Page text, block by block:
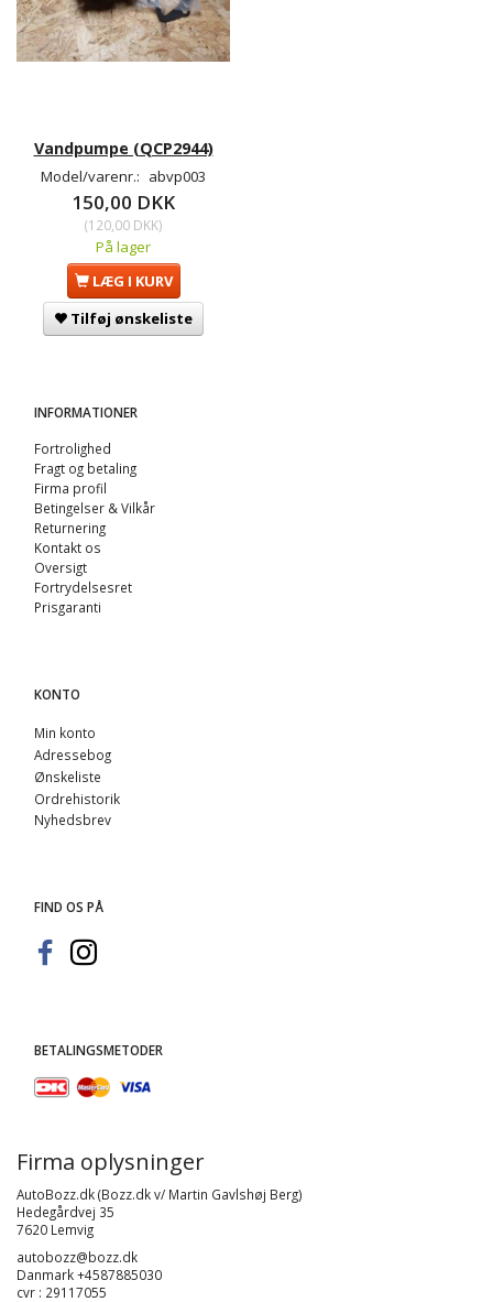
Vandpumpe (QCP2944)
Model/varenr.: abvp003
150,00 DKK
(120,00 DKK)
På lager
LÆG I KURV
Tilføj ønskeliste
INFORMATIONER
Fortrolighed
Fragt og betaling
Firma profil
Betingelser & Vilkår
Returnering
Kontakt os
Oversigt
Fortrydelsesret
Prisgaranti
KONTO
Min konto
Adressebog
Ønskeliste
Ordrehistorik
Nyhedsbrev
FIND OS PÅ
BETALINGSMETODER
Firma oplysninger
AutoBozz.dk (Bozz.dk v/ Martin Gavlshøj Berg)
Hedegårdvej 35
7620 Lemvig
autobozz@bozz.dk
Danmark +4587885030
cvr : 29117055